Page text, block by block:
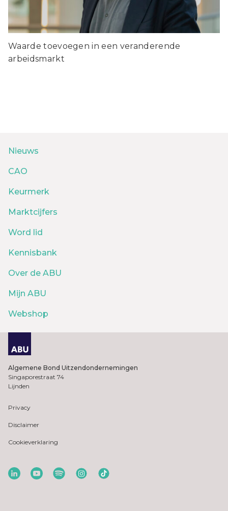
Waarde toevoegen in een veranderende
arbeidsmarkt
Nieuws
CAO
Keurmerk
Marktcijfers
Word lid
Kennisbank
Over de ABU
Mijn ABU
Webshop
Algemene Bond Uitzendondernemingen
Singaporestraat 74
Lijnden
Privacy
Disclaimer
Cookieverklaring